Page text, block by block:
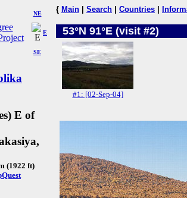
NE
SE
E
E of
(1922 ft)
{ Main Search Countries
53°N 91°E (visit #2)
#1: [02-Sep-04]